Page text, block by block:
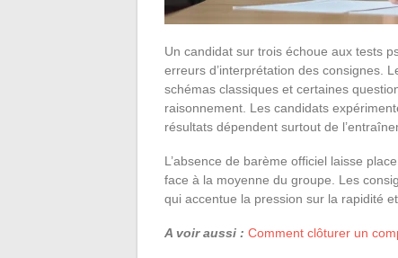
Un candidat sur trois échoue aux tests
erreurs d’interprétation des consignes.
schémas classiques et certaines
raisonnement. Les candidats
résultats dépendent surtout de
L’absence de barème officiel laisse
face à la moyenne du groupe. Les
qui accentue la pression sur la rapidité
A voir aussi : Comment clôturer un